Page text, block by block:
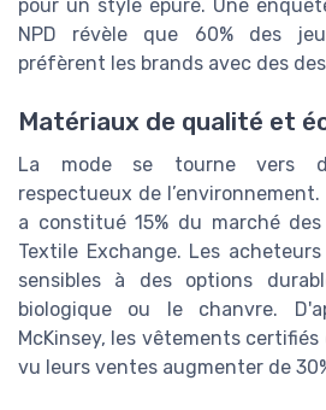
pour un style épuré. Une
NPD révèle que 60% des
préfèrent les brands avec des
Matériaux de qualité et
La mode se tourne vers
respectueux de
a constitué 15% du marché
Textile Exchange. Les
sensibles à des options
biologique ou le chanvre.
McKinsey, les vêtements
vu leurs ventes augmenter de